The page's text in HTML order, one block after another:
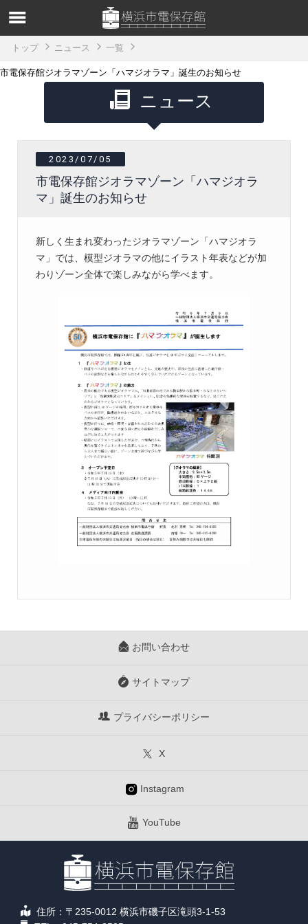
トップ ニュース 一覧
市電保存館ジオラマゾーン「ハマジオラマ」誕生のお知らせ
ニュース
2023/07/05
市電保存館ジオラマゾーン「ハマジオラ
マ」誕生のお知らせ
新しく生まれ変わったジオラマゾーン「ハマジオラ
マ」では、模型ジオラマの他にイラスト年表などが加
わりゾーン全体で楽しみながら学べます。
お問い合わせ
サイトマップ
プライバシーポリシー
X
Instagram
YouTube
住所：〒235-0012 横浜市磯子区滝頭3-1-53